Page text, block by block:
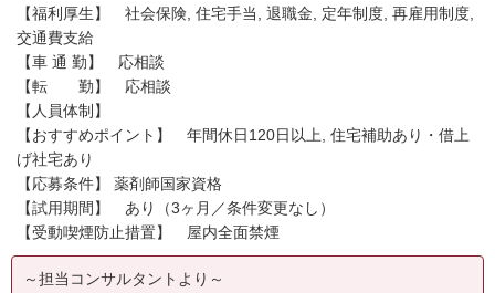
【福利厚生】 社会保険, 住宅手当, 退職金, 定年制度, 再雇用制度,
交通費支給
【車 通 勤】 応相談
【転 勤】 応相談
【人員体制】
【おすすめポイント】 年間休日120日以上, 住宅補助あり・借上
げ社宅あり
【応募条件】 薬剤師国家資格
【試用期間】 あり（3ヶ月／条件変更なし）
【受動喫煙防止措置】 屋内全面禁煙
～担当コンサルタントより～